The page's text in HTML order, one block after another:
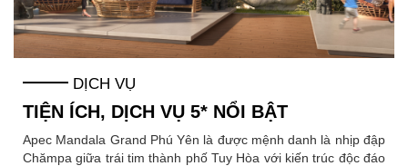
DỊCH VỤ
TIỆN ÍCH, DỊCH VỤ 5* NỔI BẬT
Apec Mandala Grand Phú Yên là được mệnh danh là nhịp đập
Chămpa giữa trái tim thành phố Tuy Hòa với kiến trúc độc đáo